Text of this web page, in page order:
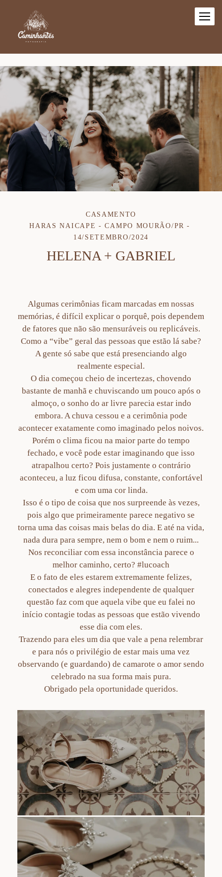
CASAMENTO
HARAS NAICAPE - CAMPO MOURÃO/PR
14/SETEMBRO/2024
HELENA + GABRIEL
Algumas cerimônias ficam marcadas em nossas
memórias, é difícil explicar o porquê, pois dependem
de fatores que não são mensuráveis ou replicáveis.
Como a “vibe” geral das pessoas que estão lá sabe?
A gente só sabe que está presenciando algo
realmente especial.
O dia começou cheio de incertezas, chovendo
bastante de manhã e chuviscando um pouco após o
almoço, o sonho do ar livre parecia estar indo
embora. A chuva cessou e a cerimônia pode
acontecer exatamente como imaginado pelos noivos.
Porém o clima ficou na maior parte do tempo
fechado, e você pode estar imaginando que isso
atrapalhou certo? Pois justamente o contrário
aconteceu, a luz ficou difusa, constante, confortável
e com uma cor linda.
Isso é o tipo de coisa que nos surpreende às vezes,
pois algo que primeiramente parece negativo se
torna uma das coisas mais belas do dia. E até na vida,
nada dura para sempre, nem o bom e nem o ruim...
Nos reconciliar com essa inconstância parece o
melhor caminho, certo? #lucoach
E o fato de eles estarem extremamente felizes,
conectados e alegres independente de qualquer
questão faz com que aquela vibe que eu falei no
início contagie todas as pessoas que estão vivendo
esse dia com eles.
Trazendo para eles um dia que vale a pena relembrar
e para nós o privilégio de estar mais uma vez
observando (e guardando) de camarote o amor sendo
celebrado na sua forma mais pura.
Obrigado pela oportunidade queridos.